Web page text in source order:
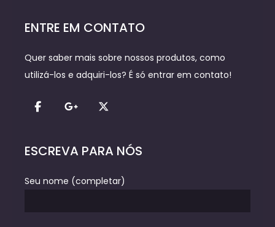
ENTRE EM CONTATO
Quer saber mais sobre nossos produtos, como
utilizá-los e adquiri-los? É só entrar em contato!
ESCREVA PARA NÓS
Seu nome (completar)